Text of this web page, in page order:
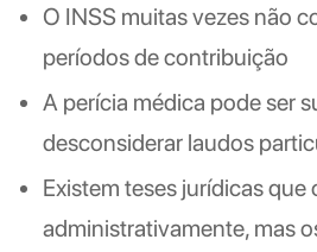
O INSS muitas vezes não
períodos de contribuição
A perícia médica pode ser
desconsiderar laudos
Existem teses jurídicas que
administrativamente, mas